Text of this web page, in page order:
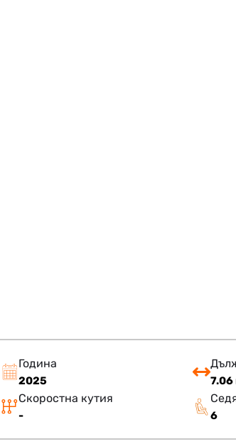
Година
2025 7.06
Скоростна кутия
- 6